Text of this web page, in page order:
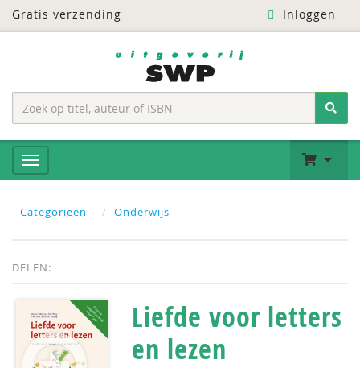
Gratis verzending Inloggen
Categoriëen Onderwijs
DELEN:
Liefde voor letters
en lezen